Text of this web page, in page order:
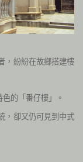
，紛紛在故鄉搭建樓
的「番仔樓」。
，卻又仍可見到中式